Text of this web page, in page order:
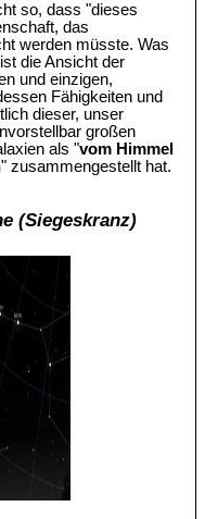
so, dass "dieses
das
werden müsste. Was
die Ansicht der
und einzigen,
Fähigkeiten und
dieser, unser
großen
als "vom Himmel
" zusammengestellt hat.
(Siegeskranz)